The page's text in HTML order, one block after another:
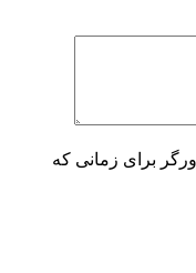
برای زمانی که